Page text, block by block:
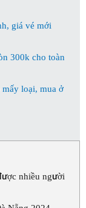
giá vé mới
300k cho toàn
loại, mua ở
nhiều người